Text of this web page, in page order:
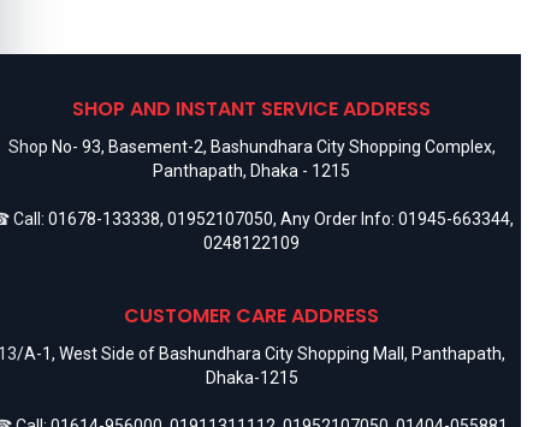
SHOP AND INSTANT SERVICE ADDRESS
Shop No- 93, Basement-2, Bashundhara City Shopping Complex,
Panthapath, Dhaka - 1215
Call: 01678-133338, 01952107050, Any Order Info: 01945-663344,
0248122109
CUSTOMER CARE ADDRESS
A-1, West Side of Bashundhara City Shopping Mall, Panthapath,
Dhaka-1215